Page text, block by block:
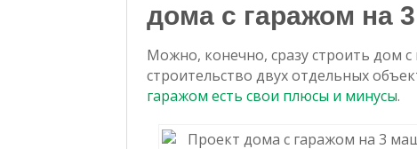
дома с гаражом на
Можно, конечно, сразу строить дом
строительство двух отдельных
гаражом есть свои плюсы и минусы.